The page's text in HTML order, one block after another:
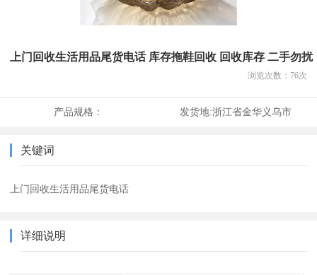
上门回收生活用品尾货电话 库存拖鞋回收 回收库存 二手勿扰
浏览次数： 76次
产品规格： 发货地:浙江省金华义乌市
关键词
上门回收生活用品尾货电话
详细说明